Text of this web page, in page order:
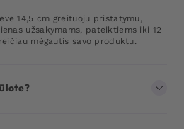
14,5 cm greituoju pristatymu,
užsakymams, pateiktiems iki 12
mėgautis savo produktu.